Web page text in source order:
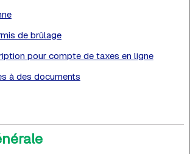
de brûlage
pour compte de taxes en ligne
à des documents